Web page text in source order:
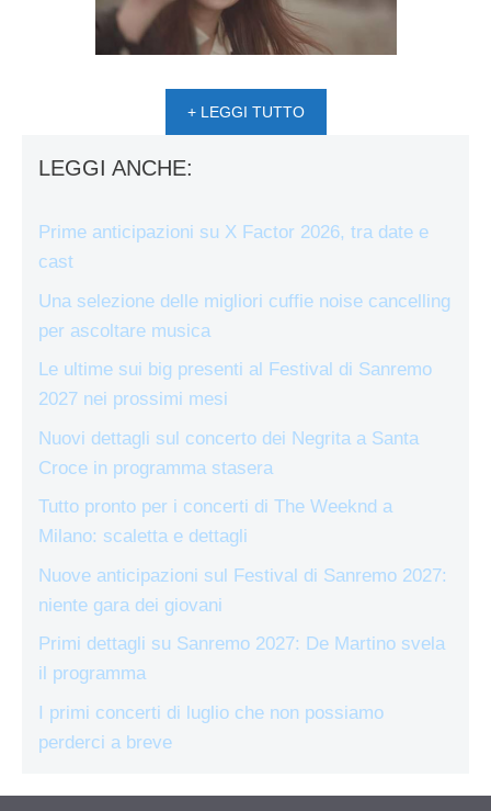
+ LEGGI TUTTO
LEGGI ANCHE:
Prime anticipazioni su X Factor 2026, tra date e
cast
Una selezione delle migliori cuffie noise cancelling
per ascoltare musica
Le ultime sui big presenti al Festival di Sanremo
2027 nei prossimi mesi
Nuovi dettagli sul concerto dei Negrita a Santa
Croce in programma stasera
Tutto pronto per i concerti di The Weeknd a
Milano: scaletta e dettagli
Nuove anticipazioni sul Festival di Sanremo 2027:
niente gara dei giovani
Primi dettagli su Sanremo 2027: De Martino svela
il programma
I primi concerti di luglio che non possiamo
perderci a breve